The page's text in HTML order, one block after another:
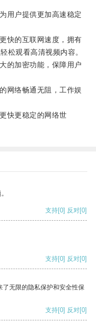
户提供更加高速稳定
的互联网速度，拥有
松观看高清视频内容。
加密功能，保障用户
络畅通无阻，工作娱
更稳定的网络世
支持[0] 反对[0]
支持[0] 反对[0]
无限的隐私保护和安全性保
支持[0] 反对[0]